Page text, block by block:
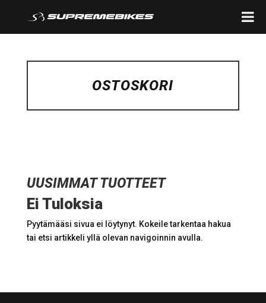
OSTOSKORI
UUSIMMAT TUOTTEET
Ei Tuloksia
Pyytämääsi sivua ei löytynyt. Kokeile tarkentaa hakua
tai etsi artikkeli yllä olevan navigoinnin avulla.